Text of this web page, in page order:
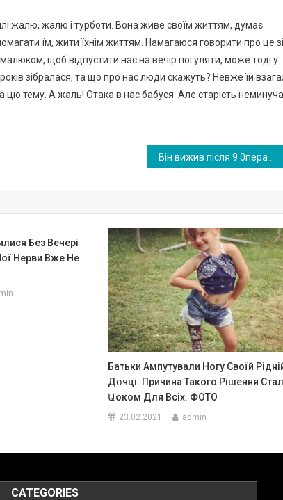
жалю, жалю і турботи. Вона живе своїм життям, думає
їм, жити їхнім життям. Намагаюся говорити про це зі
щоб відпустити нас на вечір погуляти, може тоді у
зібралася, та що про нас люди скажуть? Невже їй
цю тему. А жаль! Отака в нас бабуся. Але старість
Без Вечері
Нерви Вже Не
Батьки Ампутували Ногу Своїй
Дօчці. Причина Такого Рішення
Աоком Для Всіх. ФОТО
23.02.2021 admin
CATEGORIES